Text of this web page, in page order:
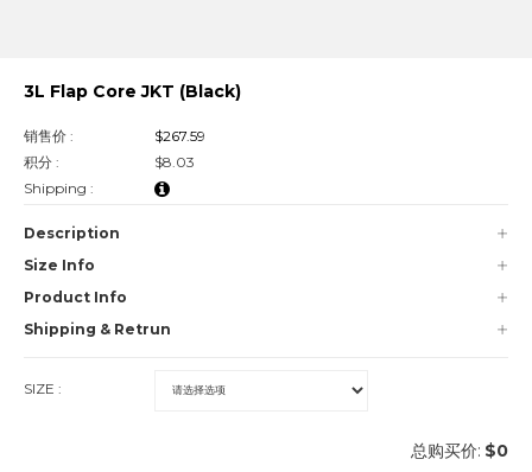
3L Flap Core JKT (Black)
销售价 :
$267.59
积分 :
$8.03
Shipping :
Description
Size Info
Product Info
Shipping & Retrun
SIZE :
总购买价: $0